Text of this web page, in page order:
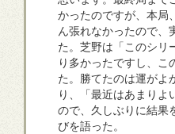
かったのですが、本局
ん張れなかったので、
た。芝野は「このシリ
り多かったですし、こ
た。勝てたのは運がよ
り、「最近はあまりよ
ので、久しぶりに結果
びを語った。